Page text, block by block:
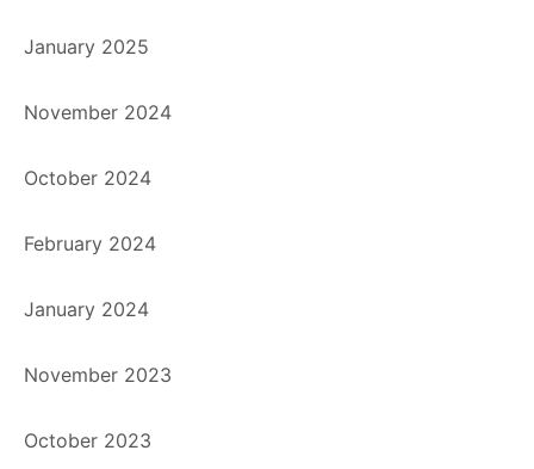
January 2025
November 2024
October 2024
February 2024
January 2024
November 2023
October 2023